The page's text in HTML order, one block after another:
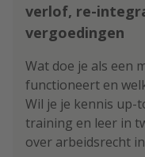
verlof, re-
vergoedingen
Wat doe je als een
functioneert en
Wil je je kennis up-
training en leer in
over arbeidsrecht